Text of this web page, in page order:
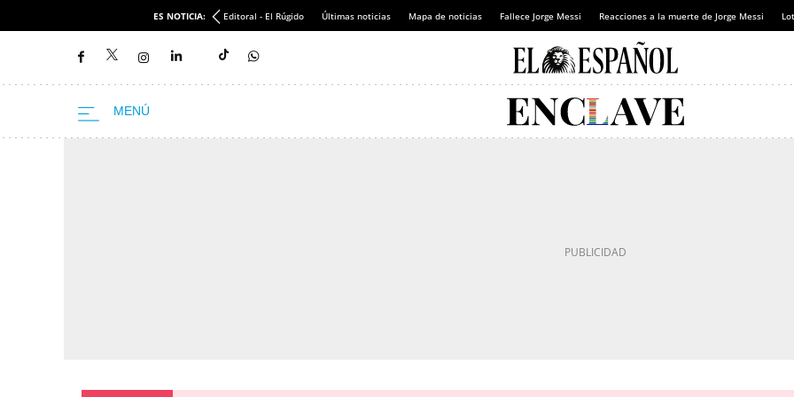
ES NOTICIA: Editoral - El Rúgido Últimas noticias Mapa de noticias Fallece Jorge Messi Reacciones a la muerte de Jorge Messi